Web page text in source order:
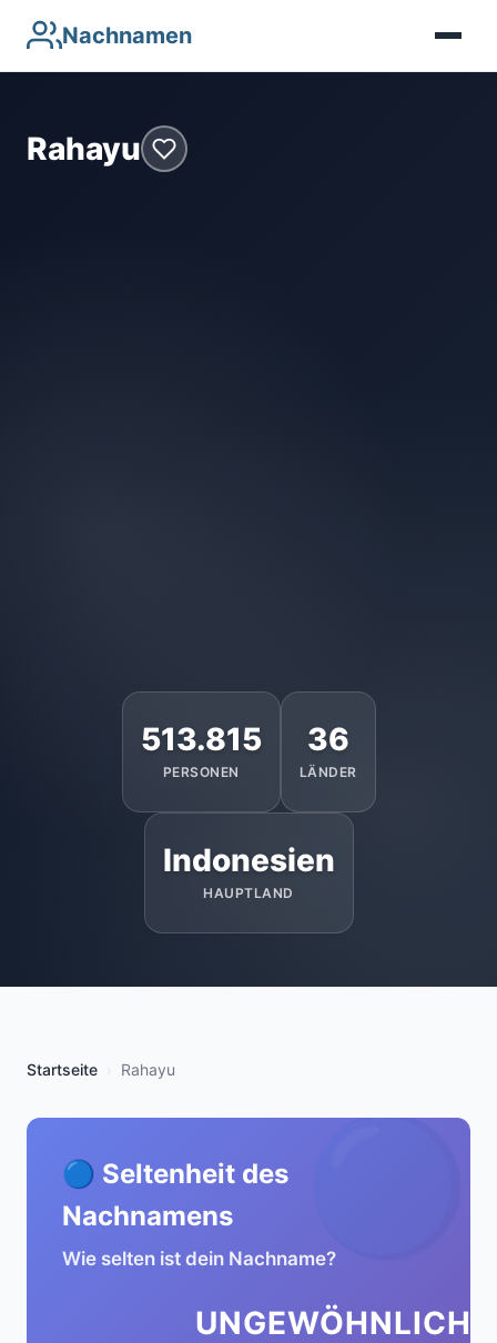
Nachnamen
Rahayu
513.815
PERSONEN
36
LÄNDER
Indonesien
HAUPTLAND
Startseite Rahayu
🔵
🔵 Seltenheit des
Nachnamens
Wie selten ist dein Nachname?
UNGEWÖHNLICH